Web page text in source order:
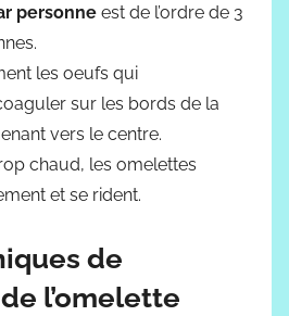
personne est de l’ordre de 3
les oeufs qui
sur les bords de la
vers le centre.
chaud, les omelettes
et se rident.
de
l’omelette